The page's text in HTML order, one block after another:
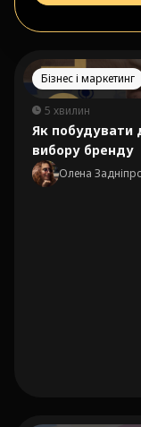
Бізнес і маркетинг
5 хвилин
Як побудувати
вибору бренду
Олена